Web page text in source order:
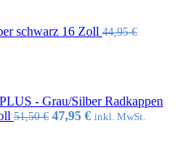
schwarz 16 Zoll 44,95€
Radkappen
51,50€ Ursprünglicher
47,95 €Aktueller
inkl. MwSt.